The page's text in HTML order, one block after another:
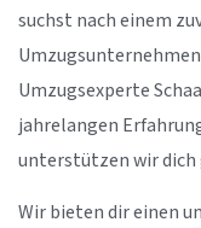
suchst nach einem
Umzugsexperte
jahrelangen
unterstützen wir dich
Wir bieten dir einen